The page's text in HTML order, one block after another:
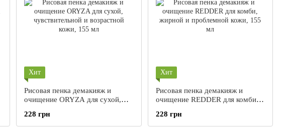
Хит
Рисовая пенка демакияж и
очищение ORYZA для сухой,
кожи, 155 мл
228 грн
Хит
Рисовая пенка демакияж и
очищение REDDER для комби,
мл
228 грн